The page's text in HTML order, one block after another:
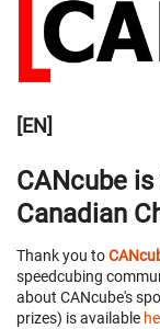
[EN]
CANcube
Canadian
Thank you to
speedcubing
about CANcube's
prizes) is available